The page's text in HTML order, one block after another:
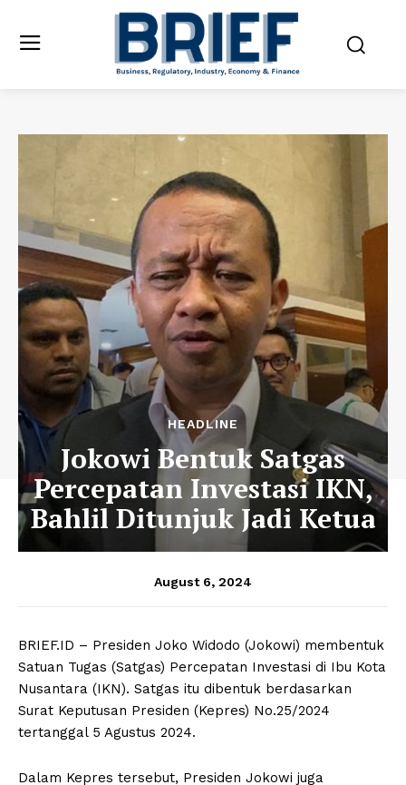
HEADLINE
Jokowi Bentuk Satgas
Percepatan Investasi IKN,
Bahlil Ditunjuk Jadi Ketua
August 6, 2024
BRIEF.ID – Presiden Joko Widodo (Jokowi) membentuk
Satuan Tugas (Satgas) Percepatan Investasi di Ibu Kota
Nusantara (IKN). Satgas itu dibentuk berdasarkan
Surat Keputusan Presiden (Kepres) No.25/2024
tertanggal 5 Agustus 2024.
Dalam Kepres tersebut, Presiden Jokowi juga